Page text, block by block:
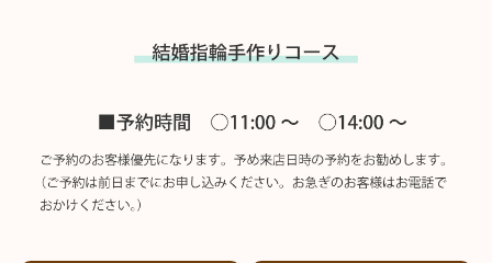
ーダスト加工を加えた二人だけの特別仕様になっています。[八女市]